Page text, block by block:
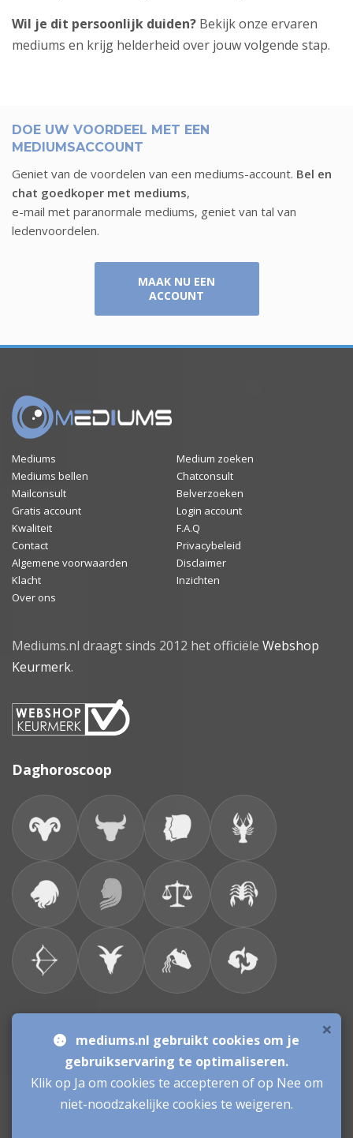
Wil je dit persoonlijk duiden? Bekijkonze ervaren
mediums en krijg helderheid over jouw volgende stap.
DOE UW VOORDEEL MET EEN
MEDIUMSACCOUNT
Geniet van de voordelen van een mediums-account. Bel en
chat goedkoper met mediums,
e-mail met paranormale mediums, geniet van tal van
ledenvoordelen.
MAAK NU EEN
ACCOUNT
Mediums
Medium zoeken
Mediums bellen
Chatconsult
Mailconsult
Belverzoeken
Gratis account
Login account
Kwaliteit
F.A.Q
Contact
Privacybeleid
Algemene voorwaarden
Disclaimer
Klacht
Inzichten
Over ons
Mediums.nl draagt sinds 2012 het officiële Webshop
Keurmerk.
Daghoroscoop
Consulenten
Vacatures Mediums
Werken als Medium
×
mediums.nl gebruikt cookies om je
gebruikservaring te optimaliseren.
Klik op Ja om cookies te accepteren of op Nee om
niet-noodzakelijke cookies te weigeren.